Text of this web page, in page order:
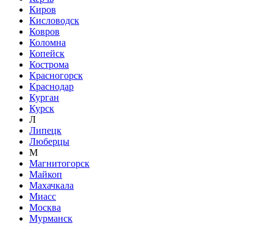
Киров
Кисловодск
Ковров
Коломна
Копейск
Кострома
Красногорск
Краснодар
Курган
Курск
Л
Липецк
Люберцы
М
Магнитогорск
Майкоп
Махачкала
Миасс
Москва
Мурманск